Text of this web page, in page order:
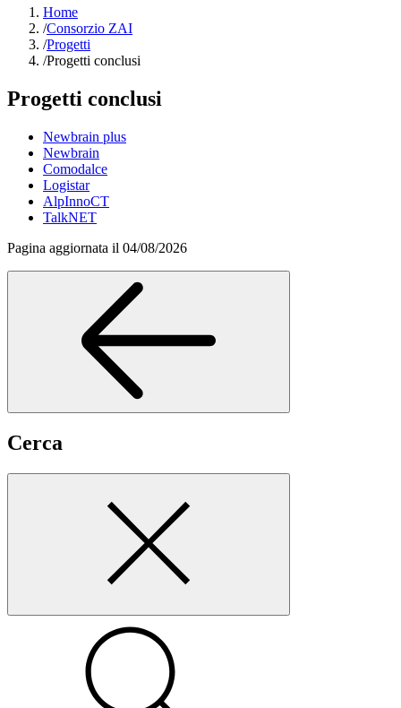
Home
/Consorzio ZAI
/Progetti
/Progetti conclusi
Progetti conclusi
Newbrain plus
Newbrain
Comodalce
Logistar
AlpInnoCT
TalkNET
Pagina aggiornata il 04/08/2026
Cerca